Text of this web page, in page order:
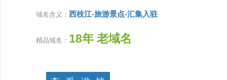
域名含义： 西枝江-旅游景点-汇集入驻
精品域名： 18年 老域名